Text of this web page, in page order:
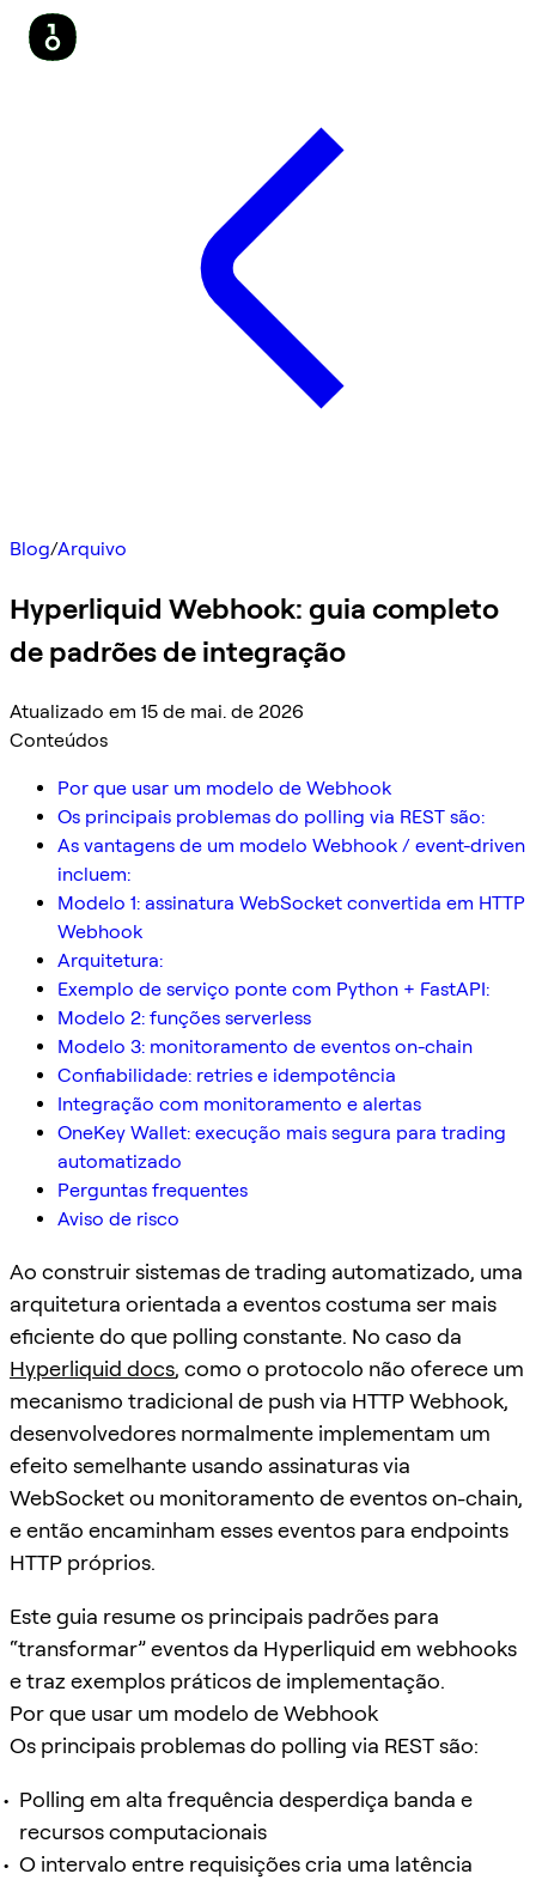
Blog/Arquivo
Hyperliquid Webhook: guia completo
de padrões de integração
Atualizado em 15 de mai. de 2026
Conteúdos
Por que usar um modelo de Webhook
Os principais problemas do polling via REST são:
As vantagens de um modelo Webhook / event-driven
incluem:
Modelo 1: assinatura WebSocket convertida em HTTP
Webhook
Arquitetura:
Exemplo de serviço ponte com Python + FastAPI:
Modelo 2: funções serverless
Modelo 3: monitoramento de eventos on-chain
Confiabilidade: retries e idempotência
Integração com monitoramento e alertas
OneKey Wallet: execução mais segura para trading
automatizado
Perguntas frequentes
Aviso de risco
Ao construir sistemas de trading automatizado, uma
arquitetura orientada a eventos costuma ser mais
eficiente do que polling constante. No caso da
Hyperliquid docs, como o protocolo não oferece um
mecanismo tradicional de push via HTTP Webhook,
desenvolvedores normalmente implementam um
efeito semelhante usando assinaturas via
WebSocket ou monitoramento de eventos on-chain,
e então encaminham esses eventos para endpoints
HTTP próprios.
Este guia resume os principais padrões para
“transformar” eventos da Hyperliquid em webhooks
e traz exemplos práticos de implementação.
Por que usar um modelo de Webhook
Os principais problemas do polling via REST são:
Polling em alta frequência desperdiça banda e
recursos computacionais
O intervalo entre requisições cria uma latência